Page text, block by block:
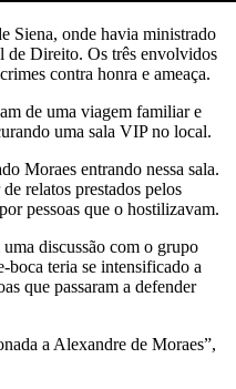
Siena, onde havia ministrado
de Direito. Os três envolvidos
contra honra e ameaça.
de uma viagem familiar e
uma sala VIP no local.
Moraes entrando nessa sala.
relatos prestados pelos
pessoas que o hostilizavam.
discussão com o grupo
boca teria se intensificado a
que passaram a defender
a Alexandre de Moraes”,